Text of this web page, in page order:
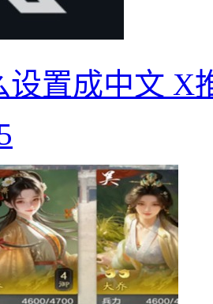
设置成中文 X